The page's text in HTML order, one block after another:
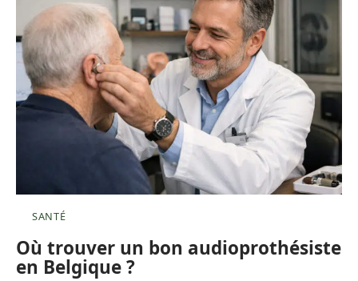
SANTÉ
Où trouver un bon audioprothésiste
en Belgique ?